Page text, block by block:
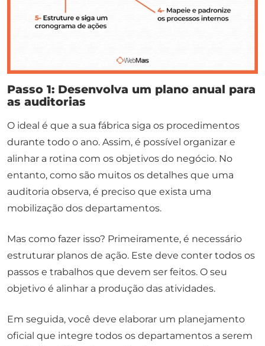
Passo 1: Desenvolva um plano anual para
as auditorias
O ideal é que a sua fábrica siga os procedimentos
durante todo o ano. Assim, é possível organizar e
alinhar a rotina com os objetivos do negócio. No
entanto, como são muitos os detalhes que uma
auditoria observa, é preciso que exista uma
mobilização dos departamentos.
Mas como fazer isso? Primeiramente, é necessário
estruturar planos de ação. Este deve conter todos os
passos e trabalhos que devem ser feitos. O seu
objetivo é alinhar a produção das atividades.
Em seguida, você deve elaborar um planejamento
oficial que integre todos os departamentos a serem